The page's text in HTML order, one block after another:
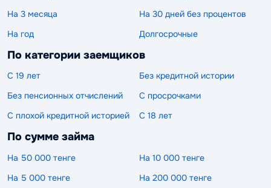
На 3 месяца
На 30 дней без процентов
На год
Долгосрочные
По категории заемщиков
С 19 лет
Без кредитной истории
Без пенсионных отчислений
С просрочками
С плохой кредитной историей
С 18 лет
По сумме займа
На 50 000 тенге
На 10 000 тенге
На 5 000 тенге
На 200 000 тенге